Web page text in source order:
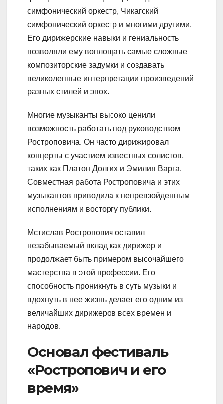
симфонический оркестр, Чикагский
симфонический оркестр и многими другими.
Его дирижерские навыки и гениальность
позволяли ему воплощать самые сложные
композиторские задумки и создавать
великолепные интерпретации произведений
разных стилей и эпох.
Многие музыканты высоко ценили
возможность работать под руководством
Ростроповича. Он часто дирижировал
концерты с участием известных солистов,
таких как Платон Долгих и Эмилия Варга.
Совместная работа Ростроповича и этих
музыкантов приводила к непревзойденным
исполнениям и восторгу публики.
Мстислав Ростропович оставил
незабываемый вклад как дирижер и
продолжает быть примером высочайшего
мастерства в этой профессии. Его
способность проникнуть в суть музыки и
вдохнуть в нее жизнь делает его одним из
величайших дирижеров всех времен и
народов.
Основал фестиваль
«Ростропович и его
время»